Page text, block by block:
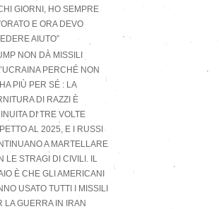
GIORNI, HO SEMPRE
E ORA DEVO
AIUTO”
NON DÀ MISSILI
PERCHÉ NON
PIÙ PER SÉ : LA
DI RAZZI È
DI TRE VOLTE
AL 2025, E I RUSSI
A MARTELLARE
LE STRAGI DI CIVILI. IL
È CHE GLI AMERICANI
USATO TUTTI I MISSILI
LA GUERRA IN IRAN